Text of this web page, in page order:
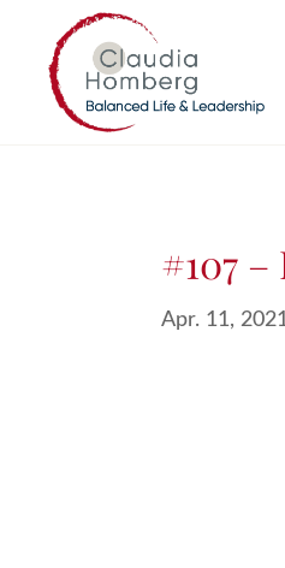
#107
Apr. 11,